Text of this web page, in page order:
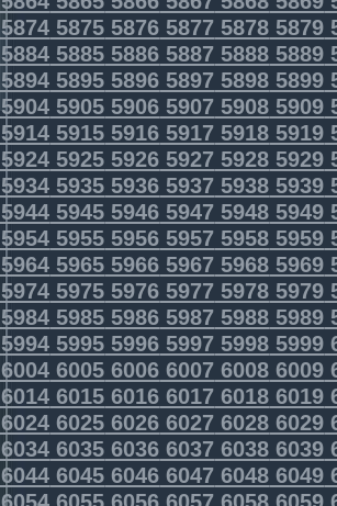
5874 5875 5876 5877 5878 5879
5884 5885 5886 5887 5888 5889
5894 5895 5896 5897 5898 5899
5904 5905 5906 5907 5908 5909
5914 5915 5916 5917 5918 5919
5924 5925 5926 5927 5928 5929
5934 5935 5936 5937 5938 5939
5944 5945 5946 5947 5948 5949
5954 5955 5956 5957 5958 5959
5964 5965 5966 5967 5968 5969
5974 5975 5976 5977 5978 5979
5984 5985 5986 5987 5988 5989
5994 5995 5996 5997 5998 5999
6004 6005 6006 6007 6008 6009
6014 6015 6016 6017 6018 6019
6024 6025 6026 6027 6028 6029
6034 6035 6036 6037 6038 6039
6044 6045 6046 6047 6048 6049